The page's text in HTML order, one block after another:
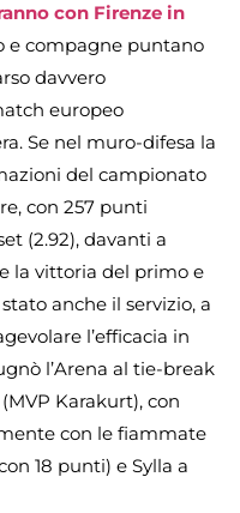
con Firenze in
e compagne puntano
davvero
europeo
Se nel muro-difesa la
del campionato
con 257 punti
(2.92), davanti a
la vittoria del primo e
anche il servizio, a
l’efficacia in
l’Arena al tie-break
Karakurt), con
con le fiammate
18 punti) e Sylla a